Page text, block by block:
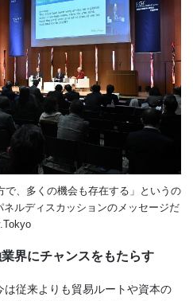
で、多くの機会も存在する」というの
ルディスカッションのメッセージだ
界にチャンスをもたらす
従来よりも貿易ルートや資本の